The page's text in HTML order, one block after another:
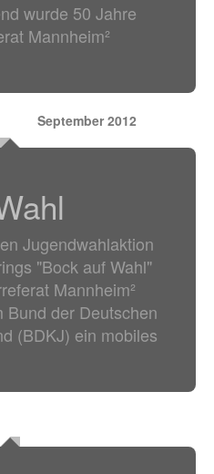
wurde 50 Jahre
Mannheim²
September 2012
Jugendwahlaktion
"Bock auf Wahl"
Mannheim²
Bund der Deutschen
(BDKJ) ein mobiles